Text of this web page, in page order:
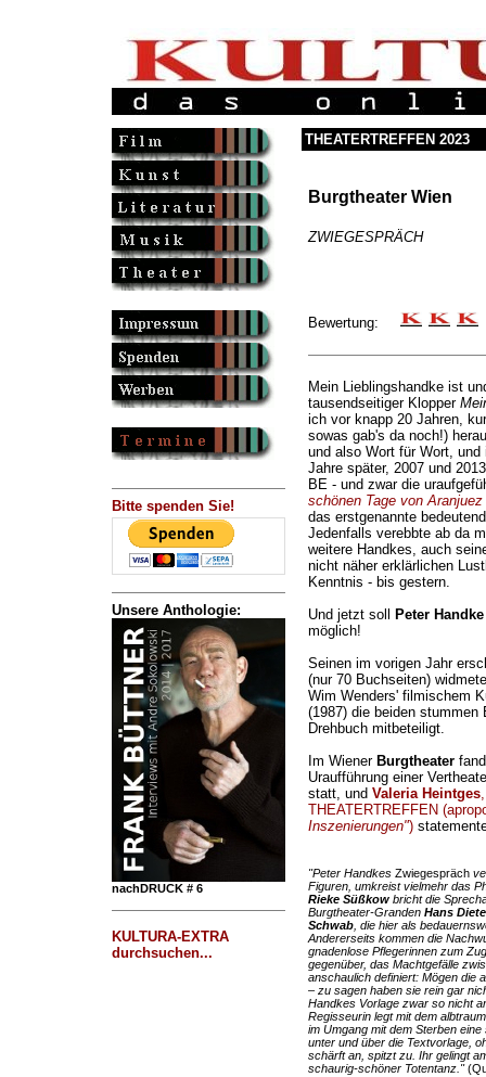
Bitte spenden Sie!
Unsere Anthologie:
nachDRUCK # 6
KULTURA-EXTRA
durchsuchen...
THEATERTREFFEN 2023
Burgtheater Wien
ZWIEGESPRÄCH
Bewertung:
Mein Lieblingshandke ist
tausendseitiger Klopper
ich vor knapp 20 Jahren,
sowas gab's da noch!)
und also Wort für Wort,
Jahre später, 2007 und
BE - und zwar die
schönen Tage von Aranjuez
das erstgenannte
Jedenfalls verebbte ab da
weitere Handkes, auch
nicht näher erklärlichen
Kenntnis - bis gestern.
Und jetzt soll
Peter Handke
möglich!
Seinen im vorigen Jahr
(nur 70 Buchseiten)
Wim Wenders' filmischem
(1987) die beiden stummen
Drehbuch mitbeteiligt.
Im Wiener Burgtheaterfand
Uraufführung einer
statt, und Valeria Heintges
THEATERTREFFEN
Inszenierungen")
"Peter HandkesZwiegespräch
Figuren, umkreist vielmehr das
Rieke Süßkowbricht die
Burgtheater-Granden Hans
Schwab, die hier als
Andererseits kommen die
gnadenlose Pflegerinnen zum
gegenüber, das Machtgefälle
anschaulich definiert: Mögen die
– zu sagen haben sie rein gar
Handkes Vorlage zwar so nicht
Regisseurin legt mit dem
im Umgang mit dem Sterben
unter und über die Textvorlage,
schärft an, spitzt zu. Ihr gelingt
schaurig-schöner Totentanz."